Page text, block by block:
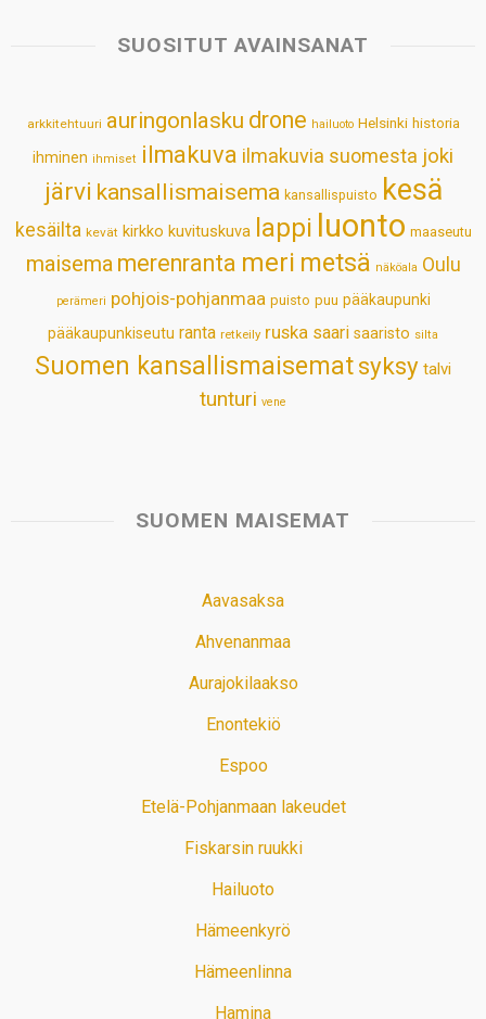
s
p
b
k
e
n
e
s
t
l
SUOSITUT AVAINSANAT
arkkitehtuuri auringonlasku drone hailuoto Helsinki historia
ihminen ihmiset ilmakuva ilmakuvia suomesta joki
järvi kansallismaisema kansallispuisto kesä
kesäilta kevät kirkko kuvituskuva lappi luonto maaseutu
maisema merenranta meri metsä näköala Oulu
perämeri pohjois-pohjanmaa puisto puu pääkaupunki
pääkaupunkiseutu ranta retkeily ruska saari saaristo silta
Suomen kansallismaisematsyksy talvi
tunturi vene
SUOMEN MAISEMAT
Aavasaksa
Ahvenanmaa
Aurajokilaakso
Enontekiö
Espoo
Etelä-Pohjanmaan lakeudet
Fiskarsin ruukki
Hailuoto
Hämeenkyrö
Hämeenlinna
Hamina